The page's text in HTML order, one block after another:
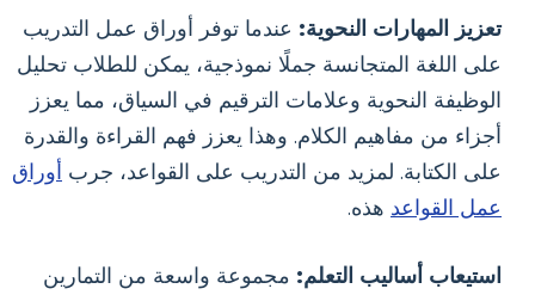
تعزيز المهارات النحوية: عندما توفر أوراق عمل التدريب
على اللغة المتجانسة جملًا نموذجية، يمكن للطلاب تحليل
الوظيفة النحوية وعلامات الترقيم في السياق، مما يعزز
أجزاء من مفاهيم الكلام. وهذا يعزز فهم القراءة والقدرة
على الكتابة. لمزيد من التدريب على القواعد، جرب أوراق
عمل القواعد هذه.
استيعاب أساليب التعلم: مجموعة واسعة من التمارين